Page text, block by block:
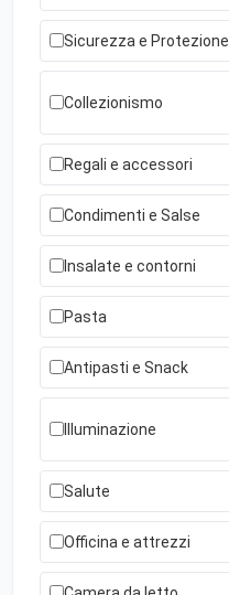
Sicurezza e Protezione
Collezionismo
Regali e accessori
Condimenti e Salse
Insalate e contorni
Pasta
Antipasti e Snack
Illuminazione
Salute
Officina e attrezzi